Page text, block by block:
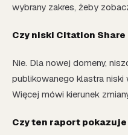
wybrany zakres, żeby
Czy niski Citation
Nie. Dla nowej domeny,
publikowanego klastra niski
Więcej mówi kierunek
Czy ten raport